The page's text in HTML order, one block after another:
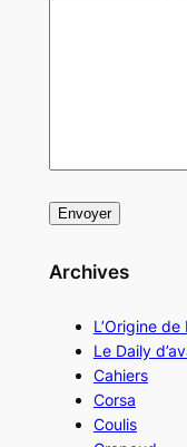
Archives
L’Origine
Le Daily
Cahiers
Corsa
Coulis